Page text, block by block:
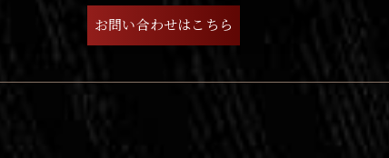
お問い合わせはこちら